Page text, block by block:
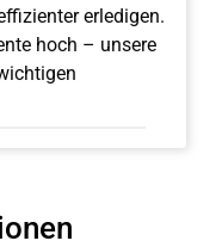
erledigen.
hoch – unsere